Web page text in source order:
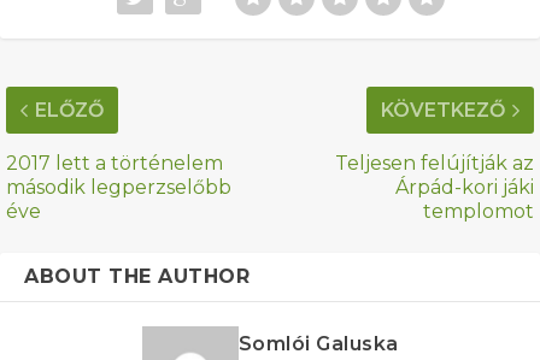
ELŐZŐ
2017 lett a történelem
második legperzselőbb
éve
KÖVETKEZŐ
Teljesen felújítják az
Árpád-kori jáki
templomot
ABOUT THE AUTHOR
Somlói Galuska